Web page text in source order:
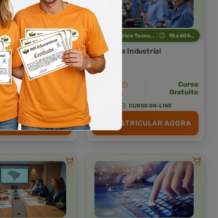
10 a 60 horas
de Manipulação
CURSO ON-LINE
AGORA
Indústria e Tecnologia 10 a 60 horas
Mecânica Industrial
Curso Livre
4,0 · Estrelas
Curso
Gratuito
CURSO ON-LINE
MATRICULAR AGORA